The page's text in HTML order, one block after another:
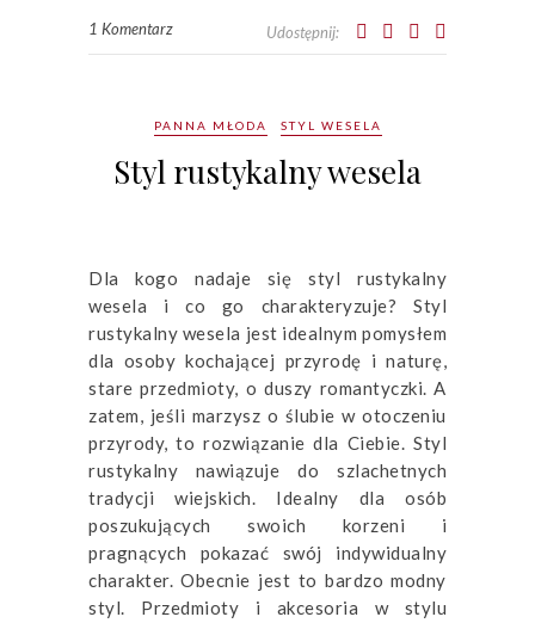
1 Komentarz Udostępnij:
PANNA MŁODA STYL WESELA
Styl rustykalny wesela
Dla kogo nadaje się styl rustykalny
wesela i co go charakteryzuje? Styl
rustykalny wesela jest idealnym pomysłem
dla osoby kochającej przyrodę i naturę,
stare przedmioty, o duszy romantyczki. A
zatem, jeśli marzysz o ślubie w otoczeniu
przyrody, to rozwiązanie dla Ciebie. Styl
rustykalny nawiązuje do szlachetnych
tradycji wiejskich. Idealny dla osób
poszukujących swoich korzeni i
pragnących pokazać swój indywidualny
charakter. Obecnie jest to bardzo modny
styl. Przedmioty i akcesoria w stylu